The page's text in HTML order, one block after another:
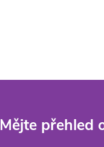
Mějte přehled